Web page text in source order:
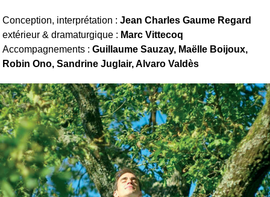
Conception, interprétation : Jean Charles Gaume Regard
extérieur & dramaturgique : Marc Vittecoq
Accompagnements : Guillaume Sauzay, Maëlle Boijoux,
Robin Ono, Sandrine Juglair, Alvaro Valdès